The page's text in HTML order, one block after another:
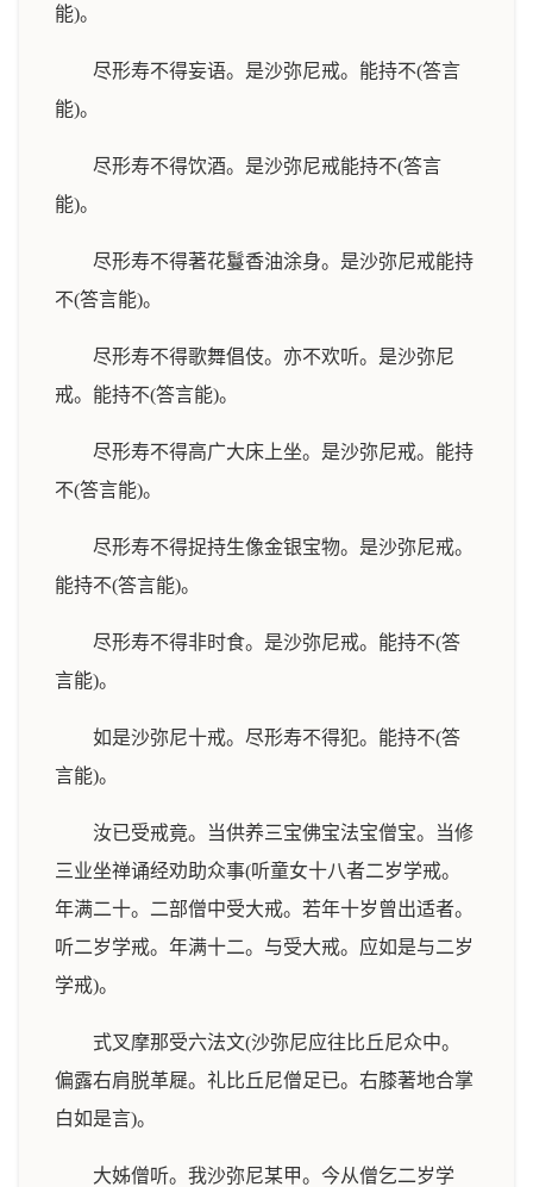
能)。
尽形寿不得妄语。是沙弥尼戒。能持不(答言
能)。
尽形寿不得饮酒。是沙弥尼戒能持不(答言
能)。
尽形寿不得著花鬘香油涂身。是沙弥尼戒能持
不(答言能)。
尽形寿不得歌舞倡伎。亦不欢听。是沙弥尼
戒。能持不(答言能)。
尽形寿不得高广大床上坐。是沙弥尼戒。能持
不(答言能)。
尽形寿不得捉持生像金银宝物。是沙弥尼戒。
能持不(答言能)。
尽形寿不得非时食。是沙弥尼戒。能持不(答
言能)。
如是沙弥尼十戒。尽形寿不得犯。能持不(答
言能)。
汝已受戒竟。当供养三宝佛宝法宝僧宝。当修
三业坐禅诵经劝助众事(听童女十八者二岁学戒。
年满二十。二部僧中受大戒。若年十岁曾出适者。
听二岁学戒。年满十二。与受大戒。应如是与二岁
学戒)。
式叉摩那受六法文(沙弥尼应往比丘尼众中。
偏露右肩脱革屣。礼比丘尼僧足已。右膝著地合掌
白如是言)。
大姊僧听。我沙弥尼某甲。今从僧乞二岁学